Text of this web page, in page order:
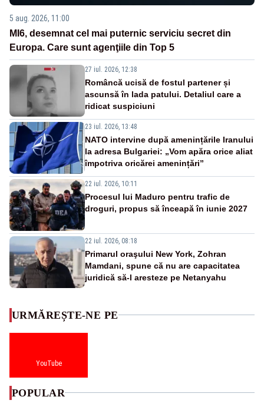
5 aug. 2026, 11:00
MI6, desemnat cel mai puternic serviciu secret din
Europa. Care sunt agenţiile din Top 5
27 iul. 2026, 12:38
Româncă ucisă de fostul partener și
ascunsă în lada patului. Detaliul care a
ridicat suspiciuni
23 iul. 2026, 13:48
NATO intervine după amenințările Iranului
la adresa Bulgariei: „Vom apăra orice aliat
împotriva oricărei amenințări”
22 iul. 2026, 10:11
Procesul lui Maduro pentru trafic de
droguri, propus să înceapă în iunie 2027
22 iul. 2026, 08:18
Primarul oraşului New York, Zohran
Mamdani, spune că nu are capacitatea
juridică să-l aresteze pe Netanyahu
URMĂREȘTE-NE PE
YouTube
POPULAR